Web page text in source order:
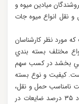
ميادين ميوه و
نقل انواع ميوه جات
مورد نظر كارشناسان
مختلف بسته بندي
مي بخشد در كسب سهم
است. كيفيت و نوع بسته
نامناسب حمل و نقل،
فرآيند، انبار كردن و نگهداري باعث بروز حدود ٣٥ درصد ضايعات در